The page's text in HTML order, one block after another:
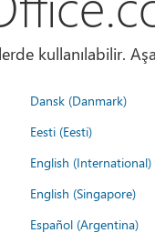
kullanılabilir.
Dansk (Danmark)
Eesti (Eesti)
English (International)
English (Singapore)
Español (Argentina)